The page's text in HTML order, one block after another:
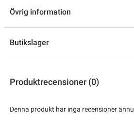
Övrig information
Butikslager
Produktrecensioner (0)
Denna produkt har inga recensioner ännu